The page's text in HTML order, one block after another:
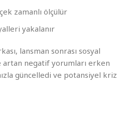
zamanlı ölçülür
yakalanır
lansman sonrası sosyal
artan negatif yorumları erken
güncelledi ve potansiyel kriz